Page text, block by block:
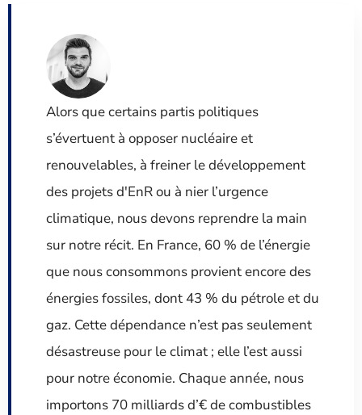
Alors que certains partis politiques
s’évertuent à opposer nucléaire et
renouvelables, à freiner le développement
des projets d'EnR ou à nier l’urgence
climatique, nous devons reprendre la main
sur notre récit. En France, 60 % de l’énergie
que nous consommons provient encore des
énergies fossiles, dont 43 % du pétrole et du
gaz. Cette dépendance n’est pas seulement
désastreuse pour le climat ; elle l’est aussi
pour notre économie. Chaque année, nous
importons 70 milliards d’€ de combustibles